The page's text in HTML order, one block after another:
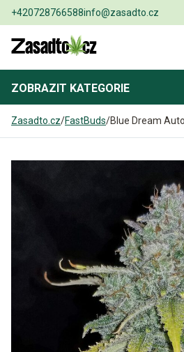
+420728766588info@zasadto.cz
ZOBRAZIT KATEGORIE
Zasadto.cz/FastBuds/Blue Dream